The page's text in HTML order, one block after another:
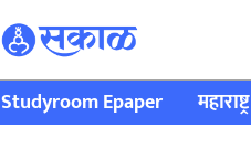
Studyroom Epaper महाराष्ट्र